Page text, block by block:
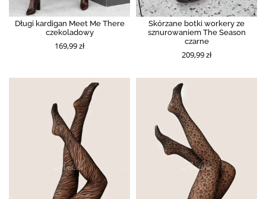
Długi kardigan Meet Me There
czekoladowy
169,99 zł
Skórzane botki workery ze
sznurowaniem The Season
czarne
209,99 zł